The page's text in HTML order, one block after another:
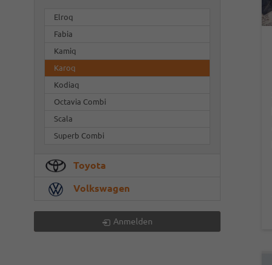
Elroq
Fabia
Kamiq
Karoq
Kodiaq
Octavia Combi
Scala
Superb Combi
Toyota
Volkswagen
Anmelden